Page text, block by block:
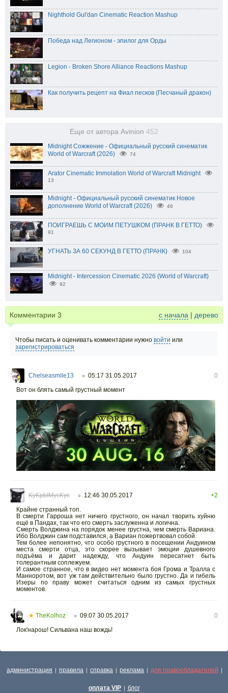
Nighthold Gul'dan Cinematic Reaction Mashup
Победа над Легионом - эпилог для Орды
Legion - Broken Shore Alliance Reactions Mashup
Как получить рецепт на Фиал песков (Песчаный дракон)
Еще от автора Avinion 452
Midnight Сожжение - Официальный русский синематик
World of Warcraft (2026)
74
Arator Cinematic Immolation World of Warcraft Midnight
13
Midnight - Официальный русский синематик Новое
дополнение World of Warcraft (2026)
46
ПОИГРАЕШЬ С МОИМ ПЕТУШКОМ (ПРАНК В ГЕТТО)
91
УГНАТЬ ЗА 60 СЕКУНД В ГЕТТО (ПРАНК) 104
Midnight - Intercession Cinematic 2026 (World of Warcraft)
92
Комментарии 3 с начала | дерево
Чтобы писать и оценивать комментарии нужно войти или
зарегистрироваться
Chelseasmile13 ○ 05:17 31.05.2017
0
Вот он блять самый грустный момент
KyKpbIMycKyc ○ 12:46 30.05.2017
+2
Крайне странный топ.
В смерти Гарроша нет ничего грустного, он начал творить хуйню
ещё в Пандах, так что его смерть заслуженна и логична.
Смерть Волджина на порядок менее грустна, чем смерть Вариана.
Ибо Волджин сам подставился, а Вариан пожертвовал собой.
Тем более непонятно, что особо грустного в посещении Андуином
места смерти отца, это скорее вызывает эмоции душевного
подъёма и дарит надежду, что Андуин пересатнет быть
толерантным соплежуем.
И самое странное, что в видео нет момента боя Грома и Тралла с
Манноротом, вот уж там действительно было грустно. Да и гибель
Изеры по праву может считаться одним из самых грустных
моментов.
★ TheKolhoz ○ 09:07 30.05.2017
0
Лок'нарош! Сильвана наш вождь!
администрация | правила | справка | реклама | для правообладателей |
оплата VIP | блог